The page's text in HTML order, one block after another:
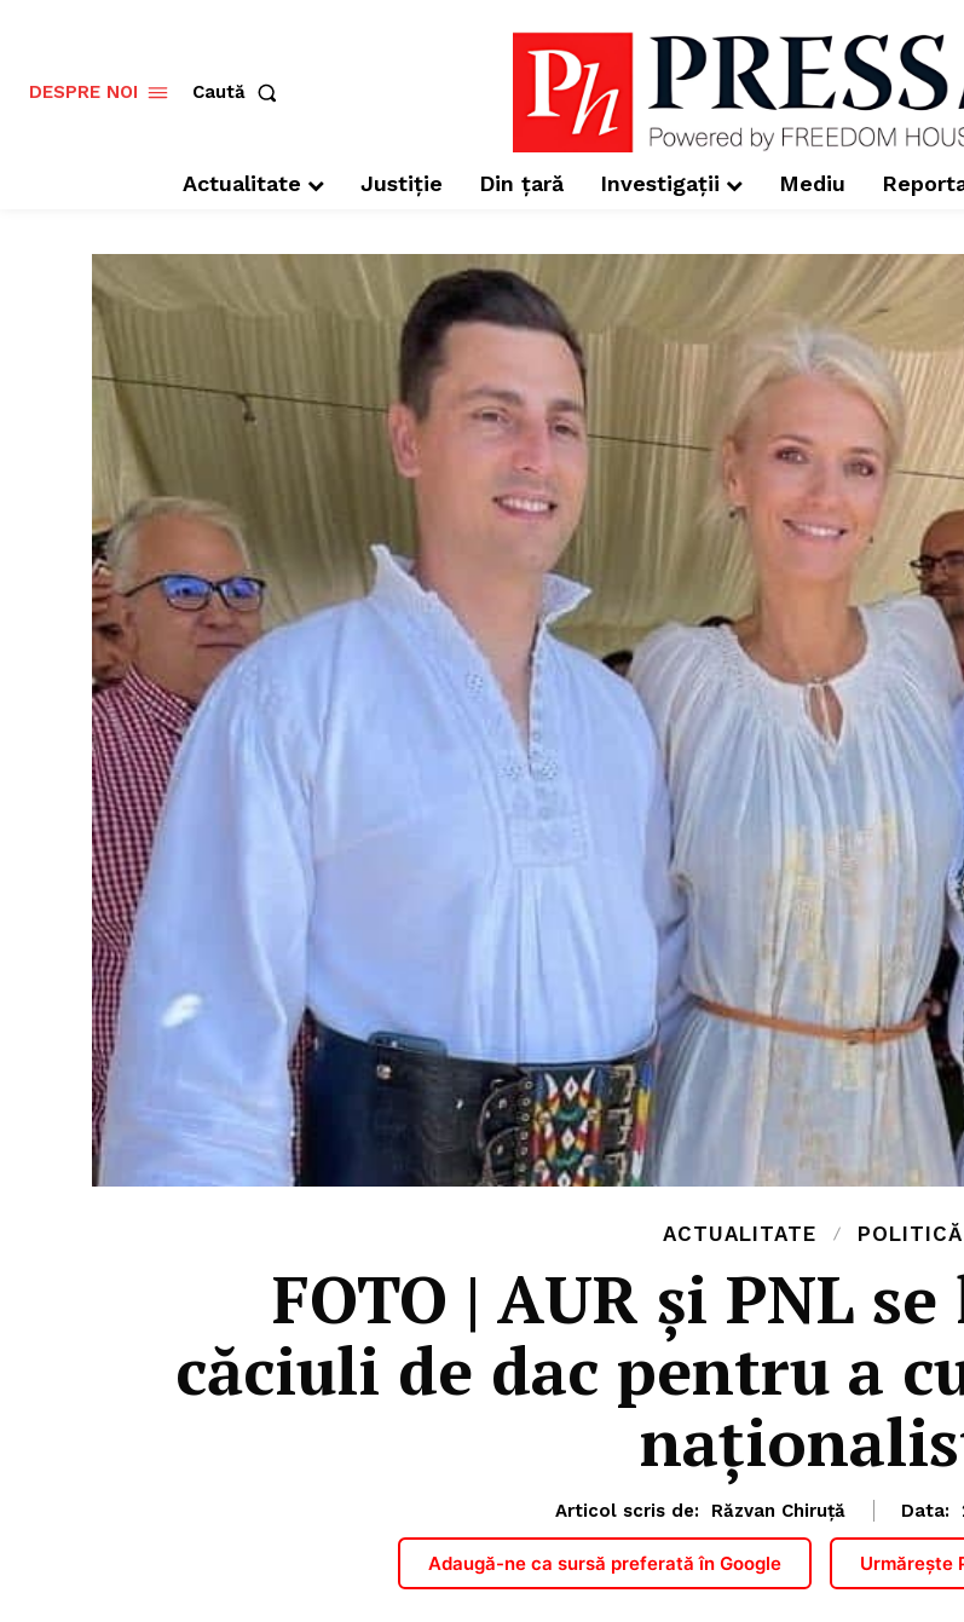
DESPRE NOI Caută
Actualitate Justiție Din țară Investigații Mediu
ACTUALITATE POLITICĂ
FOTO | AUR și PNL
căciuli de dac pentru a
Articol scris de: Răzvan Chiruță Data:
Adaugă-ne ca sursă preferată în Google Urmărește